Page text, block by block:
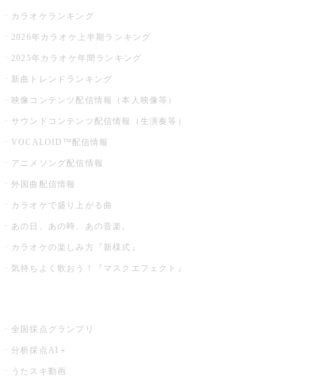
カラオケランキング
2026年カラオケ上半期ランキング
2025年カラオケ年間ランキング
新曲トレンドランキング
映像コンテンツ配信情報（本人映像等）
サウンドコンテンツ配信情報（生演奏等）
VOCALOID™配信情報
アニメソング配信情報
外国曲配信情報
カラオケで盛り上がる曲
あの日、あの時、あの音楽。
カラオケの楽しみ方『新様式』
気持ちよく歌おう！『マスクエフェクト』
全国採点グランプリ
分析採点AI＋
うたスキ動画